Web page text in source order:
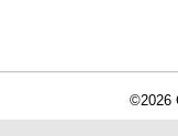
©2026